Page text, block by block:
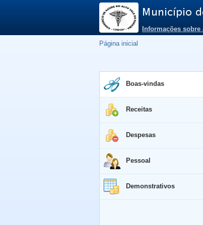
Informações sobre
Página inicial
Boas-vindas
Receitas
Despesas
Pessoal
Demonstrativos